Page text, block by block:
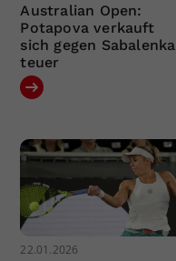
Australian Open:
Potapova verkauft
sich gegen Sabalenka
teuer
22.01.2026